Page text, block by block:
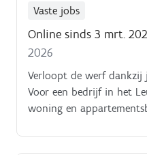
Vaste jobs
Online sinds 3 mrt.
2026
Verloopt de werf dankzij
Voor een bedrijf in het
woning en